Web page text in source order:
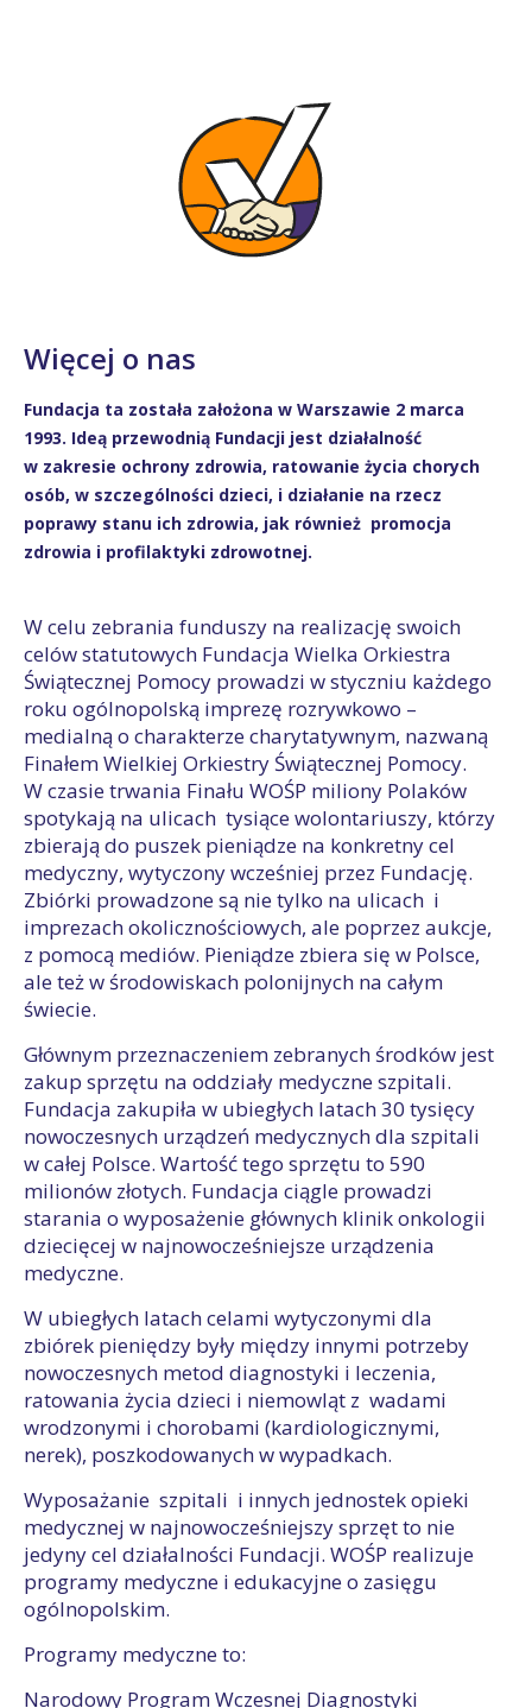
Więcej o nas
Fundacja ta została założona w Warszawie 2 marca
1993. Ideą przewodnią Fundacji jest działalność
w zakresie ochrony zdrowia, ratowanie życia chorych
osób, w szczególności dzieci, i działanie na rzecz
poprawy stanu ich zdrowia, jak również promocja
zdrowia i profilaktyki zdrowotnej.
W celu zebrania funduszy na realizację swoich
celów statutowych Fundacja Wielka Orkiestra
Świątecznej Pomocy prowadzi w styczniu każdego
roku ogólnopolską imprezę rozrywkowo –
medialną o charakterze charytatywnym, nazwaną
Finałem Wielkiej Orkiestry Świątecznej Pomocy.
W czasie trwania Finału WOŚP miliony Polaków
spotykają na ulicach tysiące wolontariuszy, którzy
zbierają do puszek pieniądze na konkretny cel
medyczny, wytyczony wcześniej przez Fundację.
Zbiórki prowadzone są nie tylko na ulicach i
imprezach okolicznościowych, ale poprzez aukcje,
z pomocą mediów. Pieniądze zbiera się w Polsce,
ale też w środowiskach polonijnych na całym
świecie.
Głównym przeznaczeniem zebranych środków jest
zakup sprzętu na oddziały medyczne szpitali.
Fundacja zakupiła w ubiegłych latach 30 tysięcy
nowoczesnych urządzeń medycznych dla szpitali
w całej Polsce. Wartość tego sprzętu to 590
milionów złotych. Fundacja ciągle prowadzi
starania o wyposażenie głównych klinik onkologii
dziecięcej w najnowocześniejsze urządzenia
medyczne.
W ubiegłych latach celami wytyczonymi dla
zbiórek pieniędzy były między innymi potrzeby
nowoczesnych metod diagnostyki i leczenia,
ratowania życia dzieci i niemowląt z wadami
wrodzonymi i chorobami (kardiologicznymi,
nerek), poszkodowanych w wypadkach.
Wyposażanie szpitali i innych jednostek opieki
medycznej w najnowocześniejszy sprzęt to nie
jedyny cel działalności Fundacji. WOŚP realizuje
programy medyczne i edukacyjne o zasięgu
ogólnopolskim.
Programy medyczne to:
Narodowy Program Wczesnej Diagnostyki